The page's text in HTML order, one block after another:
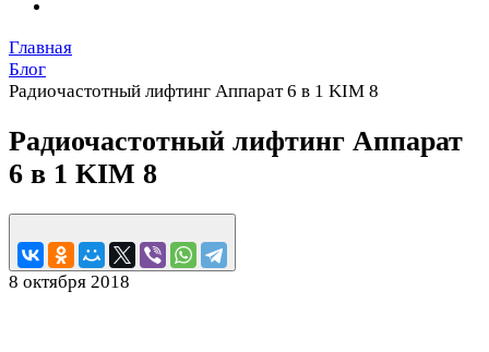
Главная
Блог
Радиочастотный лифтинг Аппарат 6 в 1 KIM 8
Радиочастотный лифтинг Аппарат
6 в 1 KIM 8
8 октября 2018